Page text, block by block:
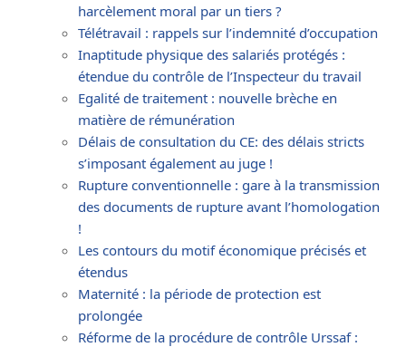
harcèlement moral par un tiers ?
Télétravail : rappels sur l’indemnité d’occupation
Inaptitude physique des salariés protégés :
étendue du contrôle de l’Inspecteur du travail
Egalité de traitement : nouvelle brèche en
matière de rémunération
Délais de consultation du CE: des délais stricts
s’imposant également au juge !
Rupture conventionnelle : gare à la transmission
des documents de rupture avant l’homologation
!
Les contours du motif économique précisés et
étendus
Maternité : la période de protection est
prolongée
Réforme de la procédure de contrôle Urssaf :